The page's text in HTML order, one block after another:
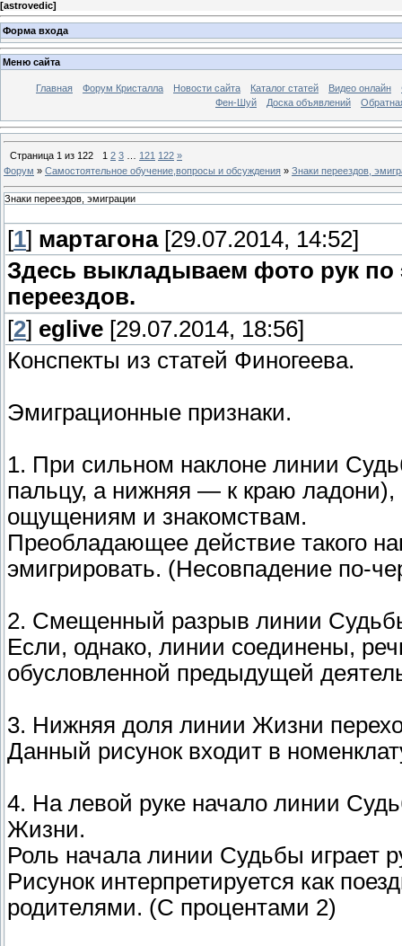
[astrovedic]
Форма входа
Меню сайта
Главная Форум Кристалла Новости сайта Каталог статей Видео онлайн
Фен-Шуй
Доска объявлений
Страница 1 из 122 1 2 3 121 122 »
Форум » Самостоятельное обучение,вопросы и обсуждения » Знаки переездов,
Знаки переездов, эмиграции
[1] мартагона[29.07.2014, 14:52]
Здесь выкладываем фото рук по
переездов.
[2] eglive [29.07.2014, 18:56]
Конспекты из статей Финогеева.
Эмиграционные признаки.
1. При сильном наклоне линии
пальцу, а нижняя — к краю
ощущениям и знакомствам.
Преобладающее действие такого
эмигрировать. (Несовпадение по-
2. Смещенный разрыв линии
Если, однако, линии соединены,
обусловленной предыдущей
3. Нижняя доля линии Жизни
Данный рисунок входит в
4. На левой руке начало линии
Жизни.
Роль начала линии Судьбы играет
Рисунок интерпретируется как
родителями. (С процентами 2)